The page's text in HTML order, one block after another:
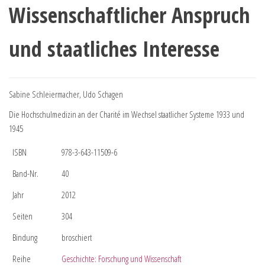
Wissenschaftlicher Anspruch
und staatliches Interesse
Sabine Schleiermacher, Udo Schagen
Die Hochschulmedizin an der Charité im Wechsel staatlicher Systeme 1933 und
1945
ISBN
978-3-643-11509-6
Band-Nr.
40
Jahr
2012
Seiten
304
Bindung
broschiert
Reihe
Geschichte: Forschung und Wissenschaft